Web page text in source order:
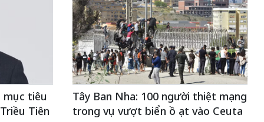
mục tiêu
Tiên
Tây Ban Nha: 100 người thiệt mạng
trong vụ vượt biển ồ ạt vào Ceuta